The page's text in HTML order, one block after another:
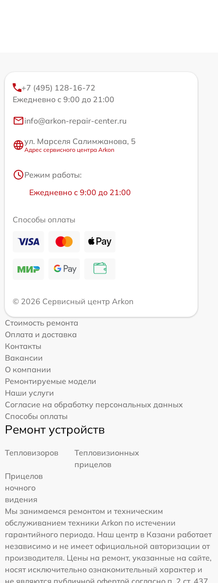
+7 (495) 128-16-72
Ежедневно с 9:00 до 21:00
info@arkon-repair-center.ru
ул. Марселя Салимжанова, 5
Адрес сервисного центра Arkon
Режим работы:
Ежедневно с 9:00 до 21:00
Способы оплаты
© 2026 Сервисный центр Arkon
Стоимость ремонта
Оплата и доставка
Контакты
Вакансии
О компании
Ремонтируемые модели
Наши услуги
Согласие на обработку персональных данных
Способы оплаты
Ремонт устройств
Тепловизоров
Тепловизионных
прицелов
Прицелов
ночного
видения
Мы занимаемся ремонтом и техническим
обслуживанием техники Arkon по истечении
гарантийного периода. Наш центр в Казани работает
независимо и не имеет официальной авторизации от
производителя. Цены на ремонт, указанные на сайте,
носят исключительно ознакомительный характер и